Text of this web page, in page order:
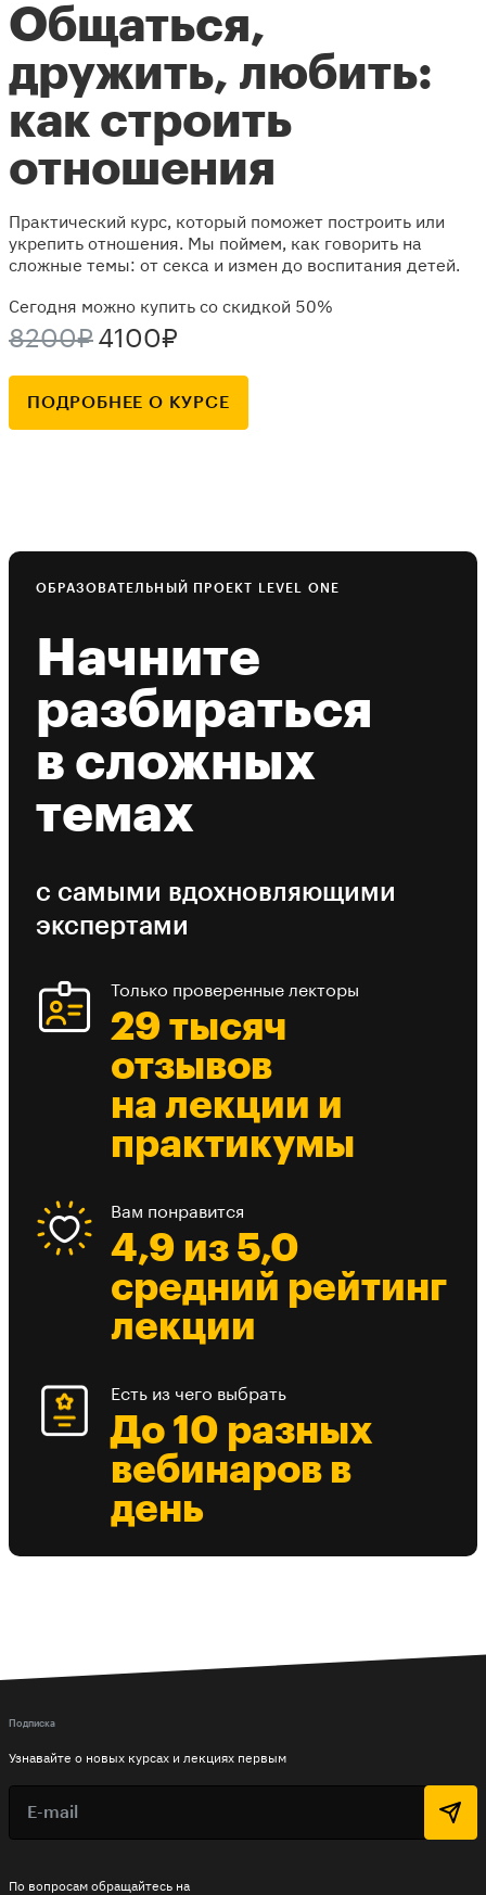
Общаться,
дружить, любить:
как строить
отношения
Практический курс, который поможет построить или
укрепить отношения. Мы поймем, как говорить на
сложные темы: от секса и измен до воспитания детей.
Сегодня можно купить со скидкой 50%
8200₽ 4100₽
ПОДРОБНЕЕ О КУРСЕ
ОБРАЗОВАТЕЛЬНЫЙ ПРОЕКТ LEVEL ONE
Начните
разбираться
в сложных
темах
с самыми вдохновляющими
экспертами
Только проверенные лекторы
29 тысяч
отзывов
на лекции и
практикумы
Вам понравится
4,9 из 5,0
средний рейтинг
лекции
Есть из чего выбрать
До 10 разных
вебинаров в
день
По вопросам обращайтесь на
Подписка
Узнавайте о новых курсах и лекциях первым